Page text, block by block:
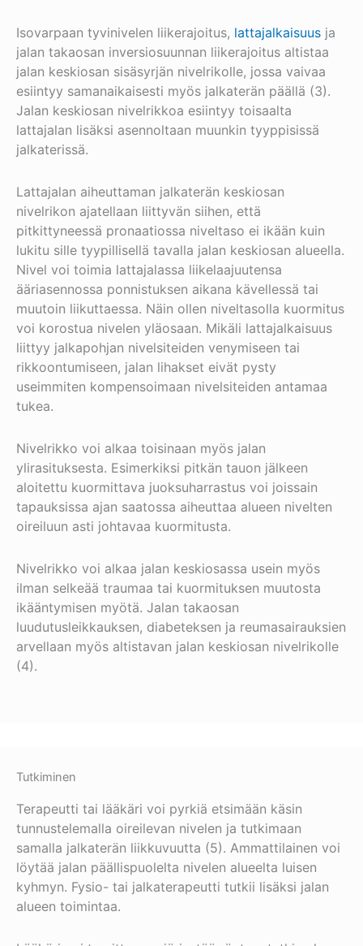
Isovarpaan tyvinivelen liikerajoitus, lattajalkaisuus ja
jalan takaosan inversiosuunnan liikerajoitus altistaa
jalan keskiosan sisäsyrjän nivelrikolle, jossa vaivaa
esiintyy samanaikaisesti myös jalkaterän päällä (3).
Jalan keskiosan nivelrikkoa esiintyy toisaalta
lattajalan lisäksi asennoltaan muunkin tyyppisissä
jalkaterissä.
Lattajalan aiheuttaman jalkaterän keskiosan
nivelrikon ajatellaan liittyvän siihen, että
pitkittyneessä pronaatiossa niveltaso ei ikään kuin
lukitu sille tyypillisellä tavalla jalan keskiosan alueella.
Nivel voi toimia lattajalassa liikelaajuutensa
ääriasennossa ponnistuksen aikana kävellessä tai
muutoin liikuttaessa. Näin ollen niveltasolla kuormitus
voi korostua nivelen yläosaan. Mikäli lattajalkaisuus
liittyy jalkapohjan nivelsiteiden venymiseen tai
rikkoontumiseen, jalan lihakset eivät pysty
useimmiten kompensoimaan nivelsiteiden antamaa
tukea.
Nivelrikko voi alkaa toisinaan myös jalan
ylirasituksesta. Esimerkiksi pitkän tauon jälkeen
aloitettu kuormittava juoksuharrastus voi joissain
tapauksissa ajan saatossa aiheuttaa alueen nivelten
oireiluun asti johtavaa kuormitusta.
Nivelrikko voi alkaa jalan keskiosassa usein myös
ilman selkeää traumaa tai kuormituksen muutosta
ikääntymisen myötä. Jalan takaosan
luudutusleikkauksen, diabeteksen ja reumasairauksien
arvellaan myös altistavan jalan keskiosan nivelrikolle
(4).
Tutkiminen
Terapeutti tai lääkäri voi pyrkiä etsimään käsin
tunnustelemalla oireilevan nivelen ja tutkimaan
samalla jalkaterän liikkuvuutta (5). Ammattilainen voi
löytää jalan päällispuolelta nivelen alueelta luisen
kyhmyn. Fysio- tai jalkaterapeutti tutkii lisäksi jalan
alueen toimintaa.